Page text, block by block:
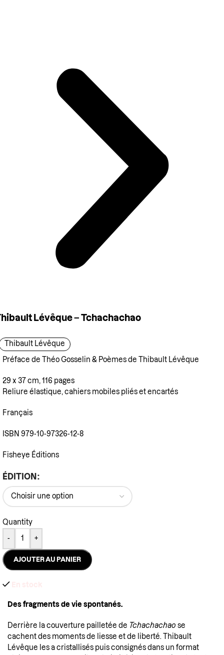
Lévêque – Tchachachao
Thibault Lévêque
Préface de Théo Gosselin & Poèmes de Thibault Lévêque
29 x 37 cm, 116 pages
Reliure élastique, cahiers mobiles pliés et encartés
Français
ISBN 979-10-97326-12-8
Fisheye Éditions
ÉDITION
Quantity
- +
AJOUTER AU PANIER
Des fragments de vie spontanés.
Derrière la couverture pailletée de Tchachachao se
cachent des moments de liesse et de liberté. Thibault
Lévêque les a cristallisés puis consignés dans un format